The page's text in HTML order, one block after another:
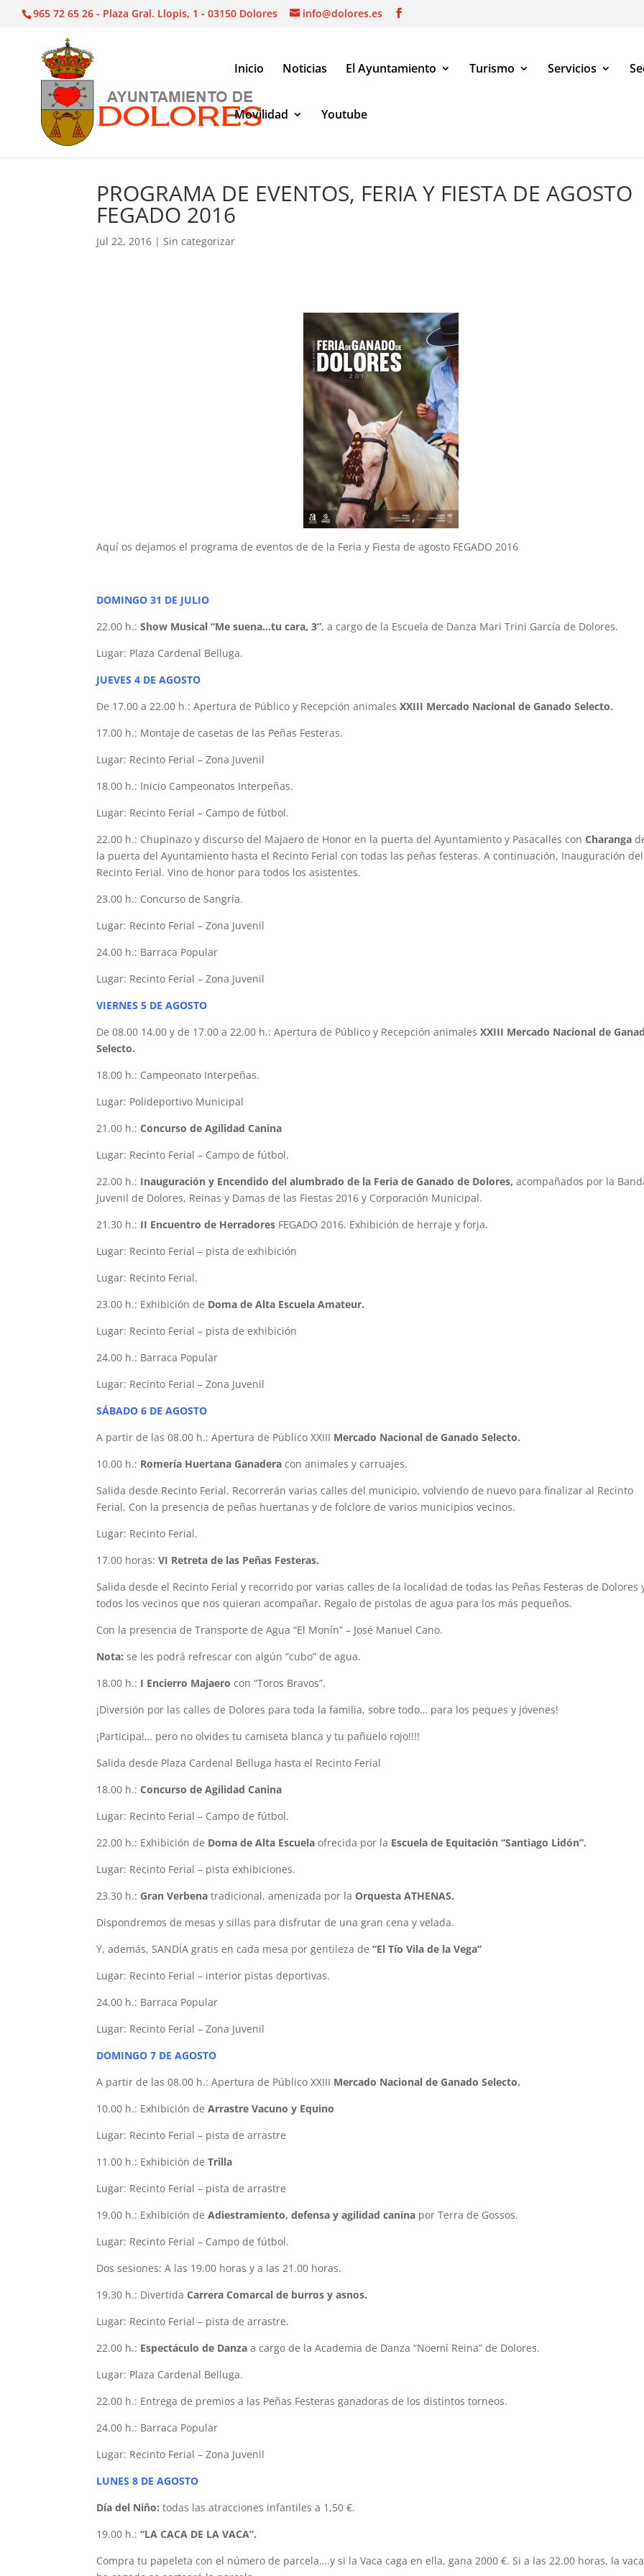
965 72 65 26 - Plaza Gral. Llopis, 1 - 03150 Dolores info@dolores.es
Inicio Noticias El Ayuntamiento Turismo Servicios
Movilidad Youtube
PROGRAMA DE EVENTOS, FERIA Y FIESTA DE AGOSTO
FEGADO 2016
Jul 22, 2016 |Sin categorizar
Aquí os dejamos el programa de eventos de de la Feria y Fiesta de agosto FEGADO 2016
DOMINGO 31 DE JULIO
22.00 h.:Show Musical “Me suena…tu cara, 3”, a cargo de la Escuela de Danza Mari Trini García de Dolores.
Lugar: Plaza Cardenal Belluga.
JUEVES 4 DE AGOSTO
De 17.00 a 22.00 h.: Apertura de Público y Recepción animalesXXIII Mercado Nacional de Ganado Selecto.
17.00 h.: Montaje de casetas de las Peñas Festeras.
Lugar: Recinto Ferial – Zona Juvenil
18.00 h.: Inicio Campeonatos Interpeñas.
Lugar: Recinto Ferial – Campo de fútbol.
22.00 h.: Chupinazo y discurso del Majaero de Honor en la puerta del Ayuntamiento y Pasacalles conCharanga
la puerta del Ayuntamiento hasta el Recinto Ferial con todas las peñas festeras. A continuación, Inauguración del
Recinto Ferial. Vino de honor para todos los asistentes.
23.00 h.: Concurso de Sangría.
Lugar: Recinto Ferial – Zona Juvenil
24.00 h.: Barraca Popular
Lugar: Recinto Ferial – Zona Juvenil
VIERNES 5 DE AGOSTO
De 08.00 14.00 y de 17.00 a 22.00 h.: Apertura de Público y Recepción animalesXXIII Mercado Nacional de
Selecto.
18.00 h.: Campeonato Interpeñas.
Lugar: Polideportivo Municipal
21.00 h.:Concurso de Agilidad Canina
Lugar: Recinto Ferial – Campo de fútbol.
22.00 h.: Inauguración y Encendido del alumbrado de la Feria de Ganado de Dolores,acompañados por la
Juvenil de Dolores, Reinas y Damas de las Fiestas 2016 y Corporación Municipal.
21.30 h.: II Encuentro de Herradores FEGADO 2016. Exhibición de herraje y forja.
Lugar: Recinto Ferial – pista de exhibición
Lugar: Recinto Ferial.
23.00 h.: Exhibición de Doma de Alta Escuela Amateur.
Lugar: Recinto Ferial – pista de exhibición
24.00 h.: Barraca Popular
Lugar: Recinto Ferial – Zona Juvenil
SÁBADO 6 DE AGOSTO
A partir de las 08.00 h.: Apertura de Público XXIII Mercado Nacional de Ganado Selecto.
10.00 h.: Romería Huertana Ganaderacon animales y carruajes.
Salida desde Recinto Ferial. Recorrerán varias calles del municipio, volviendo de nuevo para finalizar al Recinto
Ferial. Con la presencia de peñas huertanas y de folclore de varios municipios vecinos.
Lugar: Recinto Ferial.
17.00 horas:VI Retreta de las Peñas Festeras.
Salida desde el Recinto Ferial y recorrido por varias calles de la localidad de todas las Peñas Festeras de Dolores
todos los vecinos que nos quieran acompañar. Regalo de pistolas de agua para los más pequeños.
Con la presencia de Transporte de Agua “El Monín” – José Manuel Cano.
Nota:se les podrá refrescar con algún “cubo” de agua.
18.00 h.: I Encierro Majaerocon “Toros Bravos”.
¡Diversión por las calles de Dolores para toda la familia, sobre todo… para los peques y jóvenes!
¡Participa!… pero no olvides tu camiseta blanca y tu pañuelo rojo!!!!
Salida desde Plaza Cardenal Belluga hasta el Recinto Ferial
18.00 h.:Concurso de Agilidad Canina
Lugar: Recinto Ferial – Campo de fútbol.
22.00 h.: Exhibición de Doma de Alta Escuelaofrecida por la Escuela de Equitación “Santiago Lidón”.
Lugar: Recinto Ferial – pista exhibiciones.
23.30 h.: Gran Verbenatradicional, amenizada por laOrquesta ATHENAS.
Dispondremos de mesas y sillas para disfrutar de una gran cena y velada.
Y, además, SANDÍA gratis en cada mesa por gentileza de“El Tío Vila de la Vega”
Lugar: Recinto Ferial – interior pistas deportivas.
24.00 h.: Barraca Popular
Lugar: Recinto Ferial – Zona Juvenil
DOMINGO 7 DE AGOSTO
A partir de las 08.00 h.: Apertura de Público XXIII Mercado Nacional de Ganado Selecto.
10.00 h.: Exhibición deArrastre Vacuno y Equino
Lugar: Recinto Ferial – pista de arrastre
11.00 h.: Exhibición deTrilla
Lugar: Recinto Ferial – pista de arrastre
19.00 h.: Exhibición deAdiestramiento, defensa y agilidad canina por Terra de Gossos.
Lugar: Recinto Ferial – Campo de fútbol.
Dos sesiones: A las 19.00 horas y a las 21.00 horas.
19.30 h.: DivertidaCarrera Comarcal de burros y asnos.
Lugar: Recinto Ferial – pista de arrastre.
22.00 h.: Espectáculo de Danzaa cargo de la Academia de Danza “Noemí Reina” de Dolores.
Lugar: Plaza Cardenal Belluga.
22.00 h.: Entrega de premios a las Peñas Festeras ganadoras de los distintos torneos.
24.00 h.: Barraca Popular
Lugar: Recinto Ferial – Zona Juvenil
LUNES 8 DE AGOSTO
Día del Niño:todas las atracciones infantiles a 1,50 €.
19.00 h.:“LA CACA DE LA VACA”.
Compra tu papeleta con el número de parcela….y si la Vaca caga en ella, gana 2000 €. Si a las 22.00 horas, la